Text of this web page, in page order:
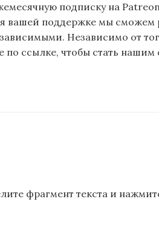
подписку на
вашей поддержке мы сможем
Независимо от
ссылке, чтобы стать
фрагмент текста и